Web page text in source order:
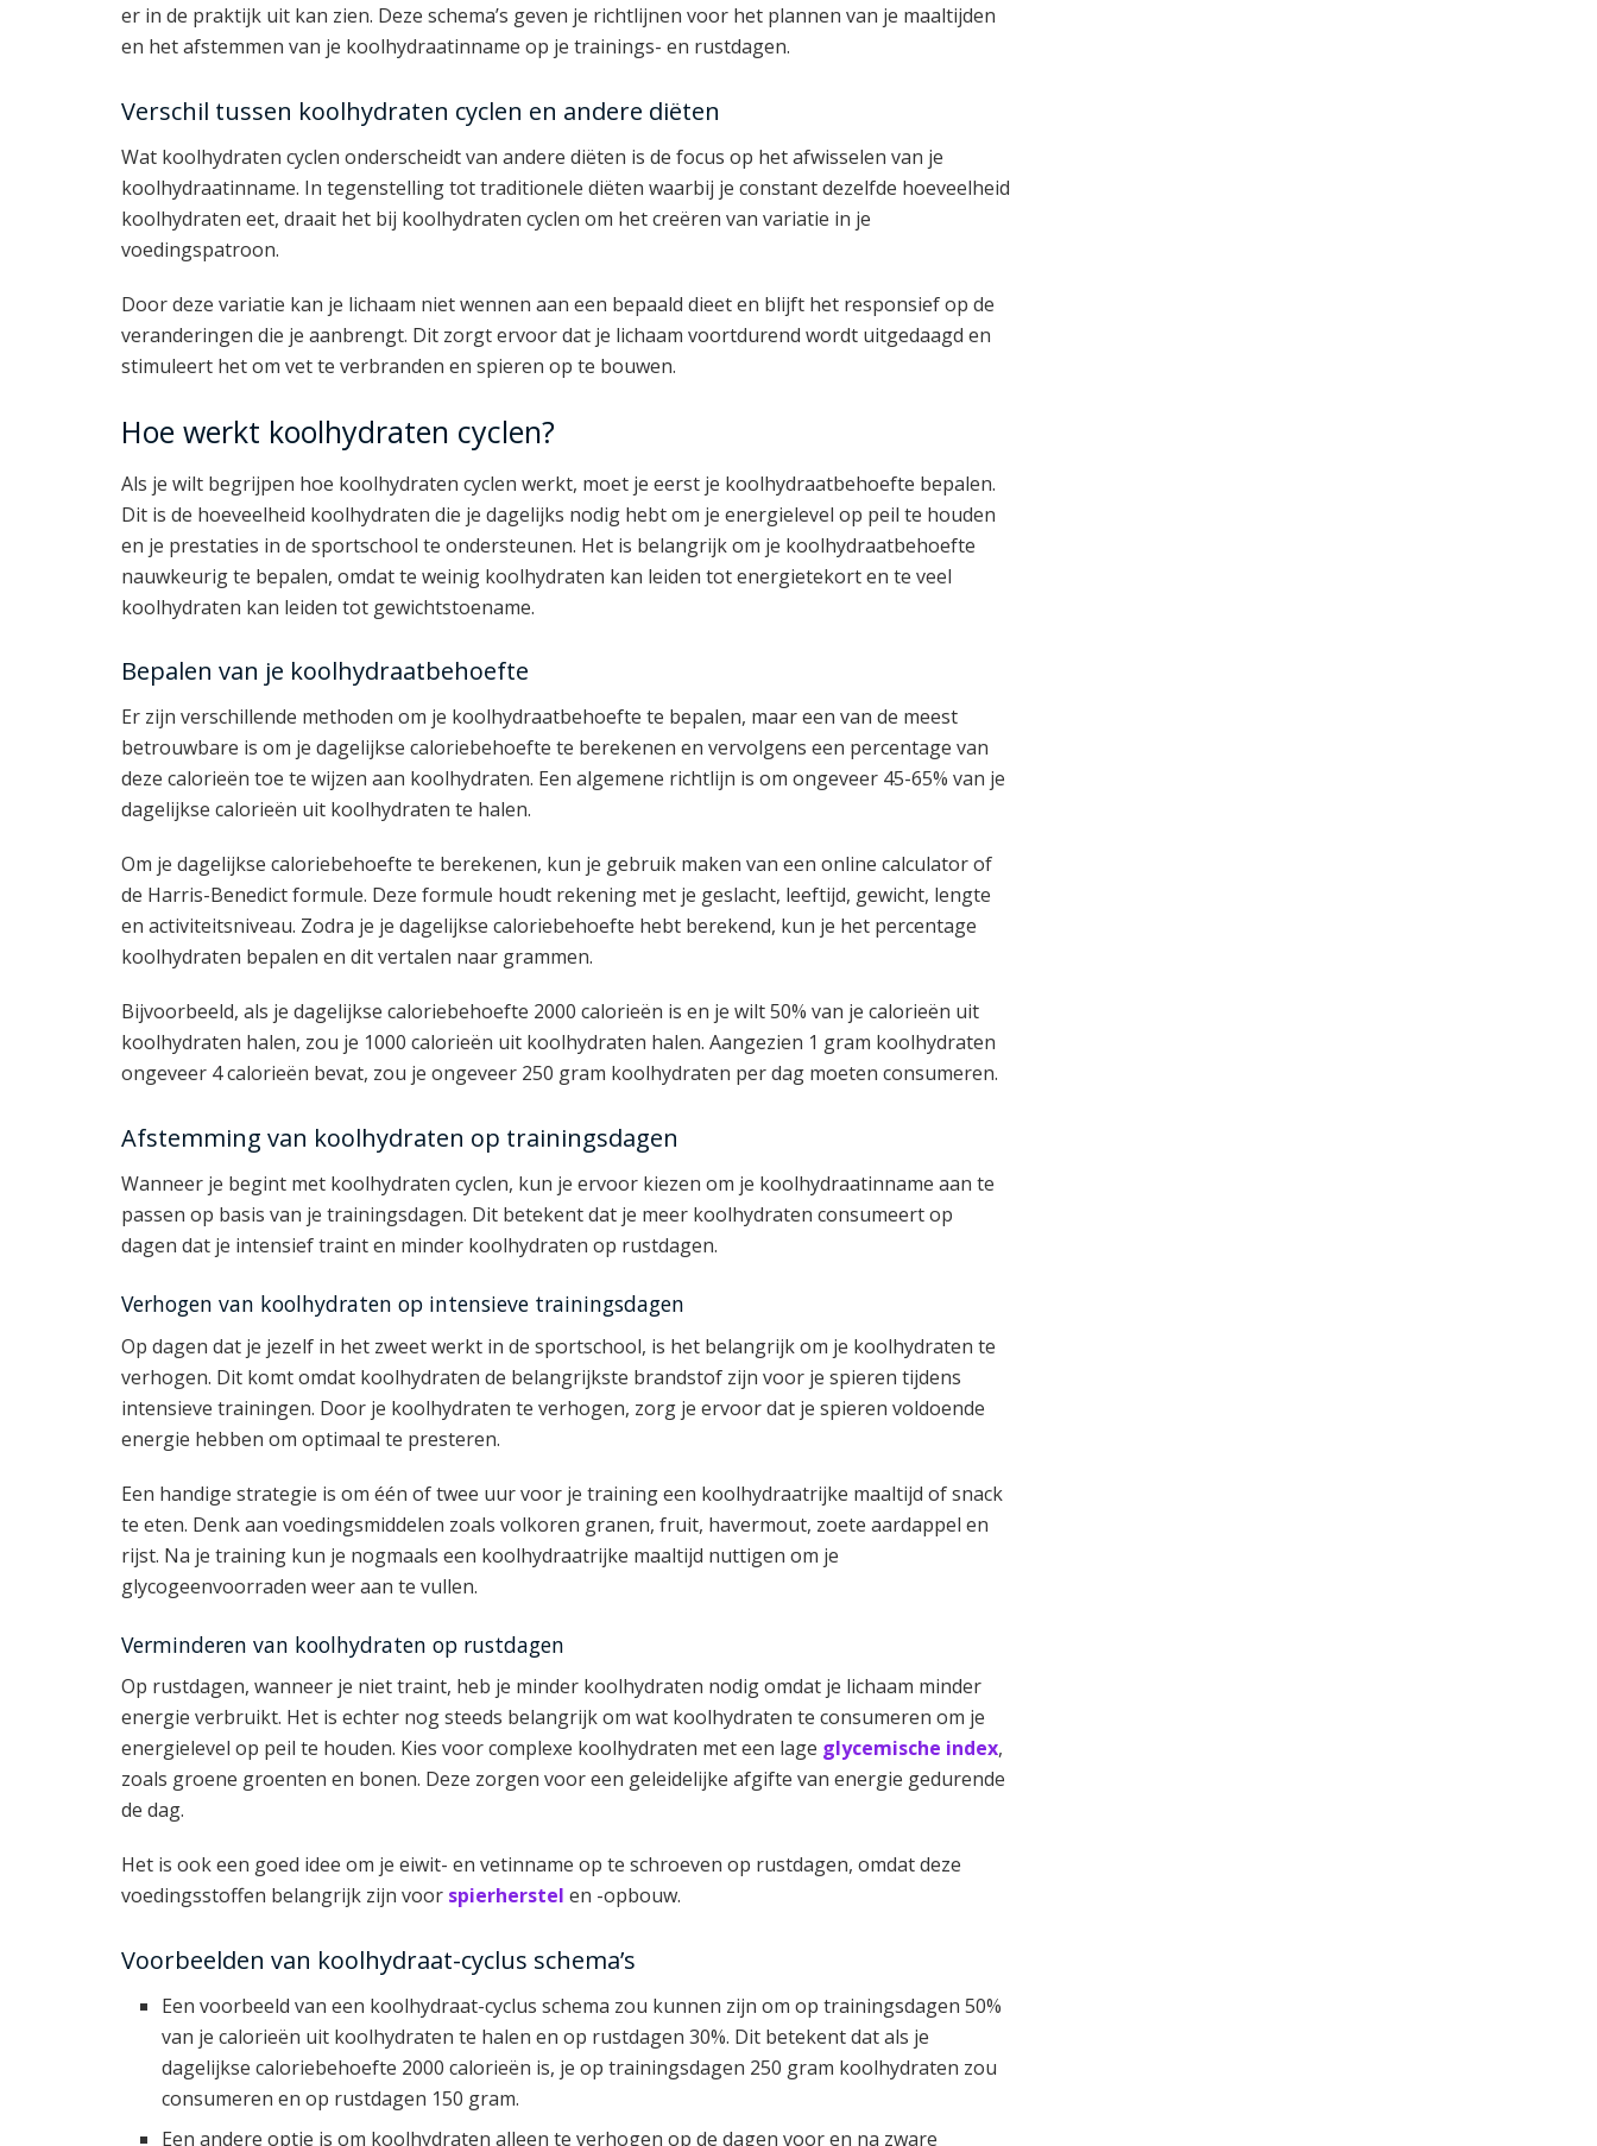
er in de praktijk uit kan zien. Deze schema’s geven je richtlijnen voor het plannen van je maaltijden
en het afstemmen van je koolhydraatinname op je trainings- en rustdagen.
Verschil tussen koolhydraten cyclen en andere diëten
Wat koolhydraten cyclen onderscheidt van andere diëten is de focus op het afwisselen van je
koolhydraatinname. In tegenstelling tot traditionele diëten waarbij je constant dezelfde hoeveelheid
koolhydraten eet, draait het bij koolhydraten cyclen om het creëren van variatie in je
voedingspatroon.
Door deze variatie kan je lichaam niet wennen aan een bepaald dieet en blijft het responsief op de
veranderingen die je aanbrengt. Dit zorgt ervoor dat je lichaam voortdurend wordt uitgedaagd en
stimuleert het om vet te verbranden en spieren op te bouwen.
Hoe werkt koolhydraten cyclen?
Als je wilt begrijpen hoe koolhydraten cyclen werkt, moet je eerst je koolhydraatbehoefte bepalen.
Dit is de hoeveelheid koolhydraten die je dagelijks nodig hebt om je energielevel op peil te houden
en je prestaties in de sportschool te ondersteunen. Het is belangrijk om je koolhydraatbehoefte
nauwkeurig te bepalen, omdat te weinig koolhydraten kan leiden tot energietekort en te veel
koolhydraten kan leiden tot gewichtstoename.
Bepalen van je koolhydraatbehoefte
Er zijn verschillende methoden om je koolhydraatbehoefte te bepalen, maar een van de meest
betrouwbare is om je dagelijkse caloriebehoefte te berekenen en vervolgens een percentage van
deze calorieën toe te wijzen aan koolhydraten. Een algemene richtlijn is om ongeveer 45-65% van je
dagelijkse calorieën uit koolhydraten te halen.
Om je dagelijkse caloriebehoefte te berekenen, kun je gebruik maken van een online calculator of
de Harris-Benedict formule. Deze formule houdt rekening met je geslacht, leeftijd, gewicht, lengte
en activiteitsniveau. Zodra je je dagelijkse caloriebehoefte hebt berekend, kun je het percentage
koolhydraten bepalen en dit vertalen naar grammen.
Bijvoorbeeld, als je dagelijkse caloriebehoefte 2000 calorieën is en je wilt 50% van je calorieën uit
koolhydraten halen, zou je 1000 calorieën uit koolhydraten halen. Aangezien 1 gram koolhydraten
ongeveer 4 calorieën bevat, zou je ongeveer 250 gram koolhydraten per dag moeten consumeren.
Afstemming van koolhydraten op trainingsdagen
Wanneer je begint met koolhydraten cyclen, kun je ervoor kiezen om je koolhydraatinname aan te
passen op basis van je trainingsdagen. Dit betekent dat je meer koolhydraten consumeert op
dagen dat je intensief traint en minder koolhydraten op rustdagen.
Verhogen van koolhydraten op intensieve trainingsdagen
Op dagen dat je jezelf in het zweet werkt in de sportschool, is het belangrijk om je koolhydraten te
verhogen. Dit komt omdat koolhydraten de belangrijkste brandstof zijn voor je spieren tijdens
intensieve trainingen. Door je koolhydraten te verhogen, zorg je ervoor dat je spieren voldoende
energie hebben om optimaal te presteren.
Een handige strategie is om één of twee uur voor je training een koolhydraatrijke maaltijd of snack
te eten. Denk aan voedingsmiddelen zoals volkoren granen, fruit, havermout, zoete aardappel en
rijst. Na je training kun je nogmaals een koolhydraatrijke maaltijd nuttigen om je
glycogeenvoorraden weer aan te vullen.
Verminderen van koolhydraten op rustdagen
Op rustdagen, wanneer je niet traint, heb je minder koolhydraten nodig omdat je lichaam minder
energie verbruikt. Het is echter nog steeds belangrijk om wat koolhydraten te consumeren om je
energielevel op peil te houden. Kies voor complexe koolhydraten met een lage glycemische index,
zoals groene groenten en bonen. Deze zorgen voor een geleidelijke afgifte van energie gedurende
de dag.
Het is ook een goed idee om je eiwit- en vetinname op te schroeven op rustdagen, omdat deze
voedingsstoffen belangrijk zijn voor spierherstel en -opbouw.
Voorbeelden van koolhydraat-cyclus schema’s
Een voorbeeld van een koolhydraat-cyclus schema zou kunnen zijn om op trainingsdagen 50%
van je calorieën uit koolhydraten te halen en op rustdagen 30%. Dit betekent dat als je
dagelijkse caloriebehoefte 2000 calorieën is, je op trainingsdagen 250 gram koolhydraten zou
consumeren en op rustdagen 150 gram.
Een andere optie is om koolhydraten alleen te verhogen op de dagen voor en na zware